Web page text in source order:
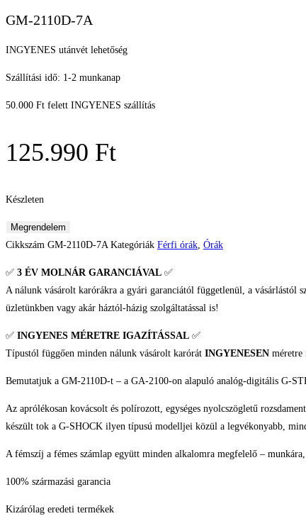
GM-2110D-7A
INGYENES utánvét lehetőség
Szállítási idő: 1-2 munkanap
50.000 Ft felett INGYENES szállítás
125.990 Ft
Készleten
Casio
G-
G-
karóra
mennyiség
Megrendelem
Cikkszám GM-2110D-7A Kategóriák Férfi órák, Órák
✅ 3 ÉV MOLNÁR GARANCIÁVAL ✅
A nálunk vásárolt karórákra a gyári garanciától függetlenül, a vásárlástól
üzletünkben vagy akár háztól-házig szolgáltatással is!
✅ INGYENES MÉRETRE IGAZÍTÁSSAL ✅
Típustól függően minden nálunk vásárolt karórát INGYENESEN méretre
Bemutatjuk a GM-2110D-t – a GA-2100-on alapuló analóg-digitális G-
Az aprólékosan kovácsolt és polírozott, egységes nyolcszögletű
készült tok a G-SHOCK ilyen típusú modelljei közül a legvékonyabb,
A fémszíj a fémes számlap együtt minden alkalomra megfelelő –
100% származási garancia
Kizárólag eredeti termékek